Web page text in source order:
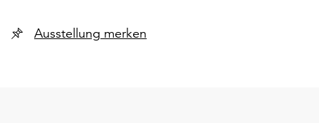
Ausstellung merken